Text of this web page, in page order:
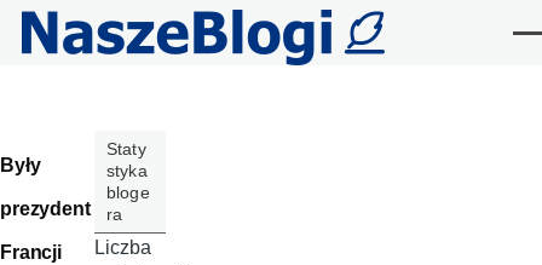
Przejdź do treści
Były
prezydent
Francji
Staty
styka
bloge
ra
Liczba